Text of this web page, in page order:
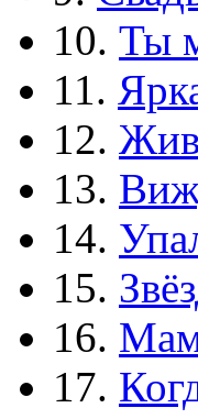
10. Ты
11.
12.
13.
14.
15.
16.
17.